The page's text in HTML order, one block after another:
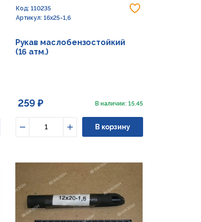
Добавить в избранное
Код: 110235
Артикул: 16х25-1,6
Рукав маслобензостойкий
(16 атм.)
259 ₽ В наличии: 15.45
Увеличить
В корзину